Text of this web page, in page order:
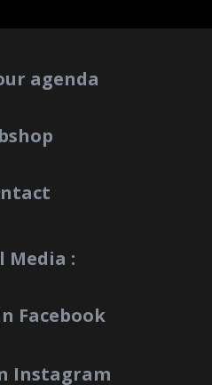
agenda
Media :
Facebook
Instagram